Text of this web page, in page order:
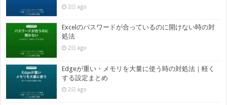
2日 ago
Excelのパスワードが合っているのに開けない時の対
処法
2日 ago
Edgeが重い・メモリを大量に使う時の対処法｜軽く
する設定まとめ
2日 ago